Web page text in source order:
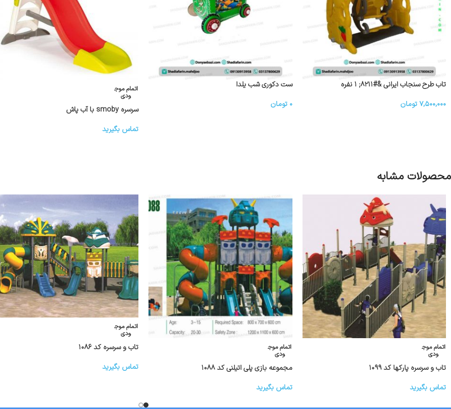
تاب طرح سنجاب ایرانی &#۸۲۱۱; ۱ نفره
۷,۵۰۰,۰۰۰تومان
ست دکوری شب یلدا
۰ تومان
اتمام موج
ودی
سرسره smoby با آب پاش
تماس بگیرید
محصولات مشابه
اتمام موج
ودی
تاب و سرسره پارکها کد ۱۰۹۹
تماس بگیرید
اتمام موج
ودی
مجموعه بازی پلی اتیلنی کد ۱۰۸۸
تماس بگیرید
اتمام موج
ودی
تاب و سرسره کد ۱۰۸۶
تماس بگیرید